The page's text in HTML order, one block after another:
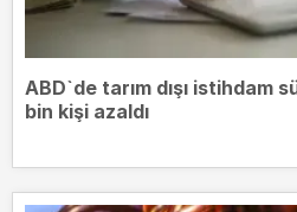
ABD`de tarım dışı istihdam
bin kişi azaldı